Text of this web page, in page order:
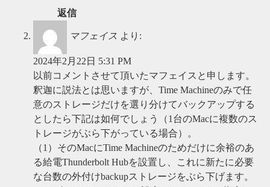
返信
マフェイス より:
2024年2月22日 5:31 PM
以前コメントさせて頂いたマフェイスと申します。
釈迦に説法とは思いますが、Time Machineのみで任
意のストレージだけを選り分けてバックアップする
としたら下記は如何でしょう（1台のMacに複数のス
トレージがぶら下がっている場合）。
（1）そのMacにTime Machineのためだけに余裕のあ
る給電Thunderbolt Hubを設置し、これに新たに必要
な台数の外付けbackupストレージをぶら下げます。